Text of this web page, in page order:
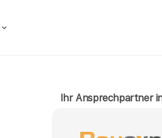
Ihr Ansprechpartner